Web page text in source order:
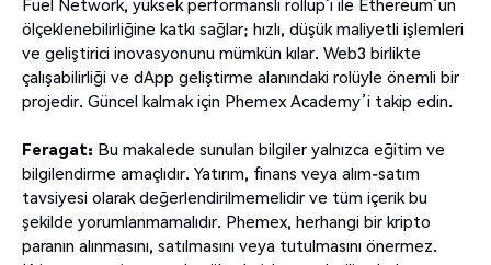
ölçeklenebilirliğine katkı sağlar; hızlı, düşük maliyetli işlemleri
ve geliştirici inovasyonunu mümkün kılar. Web3 birlikte
çalışabilirliği ve dApp geliştirme alanındaki rolüyle önemli bir
projedir. Güncel kalmak için Phemex Academy’i takip edin.
Feragat: Bu makalede sunulan bilgiler yalnızca eğitim ve
bilgilendirme amaçlıdır. Yatırım, finans veya alım-satım
tavsiyesi olarak değerlendirilmemelidir ve tüm içerik bu
şekilde yorumlanmamalıdır. Phemex, herhangi bir kripto
paranın alınmasını, satılmasını veya tutulmasını önermez.